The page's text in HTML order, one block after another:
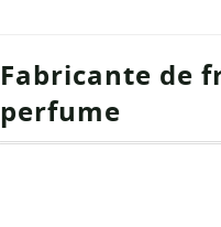
Fabricante de
perfume